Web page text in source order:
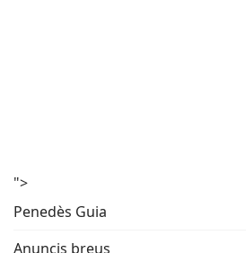
">
Penedès Guia
Anuncis breus